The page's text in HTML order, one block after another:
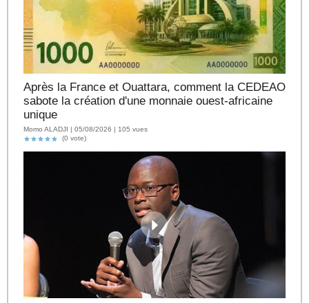
Après la France et Ouattara, comment la CEDEAO
sabote la création d'une monnaie ouest-africaine
unique
Momo ALADJI | 05/08/2026 | 105 vues
(0 vote)